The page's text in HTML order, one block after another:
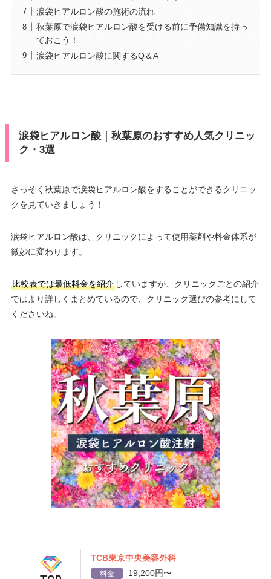
涙袋ヒアルロン酸の施術の流れ
秋葉原で涙袋ヒアルロン酸を受ける前に予備知識を持っ
ておこう！
涙袋ヒアルロン酸に関するQ＆A
涙袋ヒアルロン酸｜秋葉原のおすすめ人気クリニッ
ク・3選
さっそく秋葉原で涙袋ヒアルロン酸をすることができるクリニッ
クを見ていきましょう！
涙袋ヒアルロン酸は、クリニックによって使用薬剤や料金体系が
微妙に変わります。
比較表では最低料金を紹介していますが、クリニックごとの紹介
ではより詳しくまとめているので、クリニック選びの参考にして
くださいね。
TCB東京中央美容外科
料金 19,200円〜